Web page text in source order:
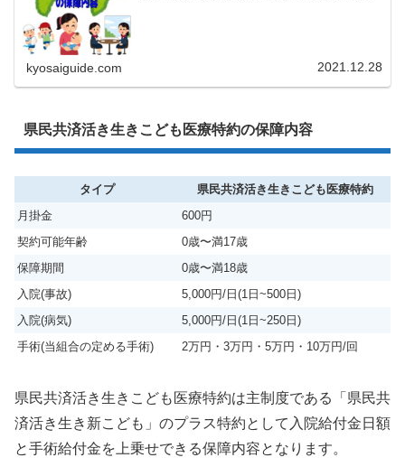
kyosaiguide.com 2021.12.28
県民共済活き生きこども医療特約の保障内容
タイプ
県民共済活き生きこども医療特約
月掛金
600円
契約可能年齢
0歳〜満17歳
保障期間
0歳〜満18歳
入院(事故)
5,000円/日(1日~500日)
入院(病気)
5,000円/日(1日~250日)
手術(当組合の定める手術)
2万円・3万円・5万円・10万円/回
県民共済活き生きこども医療特約は主制度である「県民共
済活き生き新こども」のプラス特約として入院給付金日額
と手術給付金を上乗せできる保障内容となります。